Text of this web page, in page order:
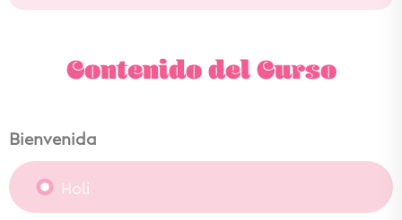
Contenido del Curso
Bienvenida
Holi